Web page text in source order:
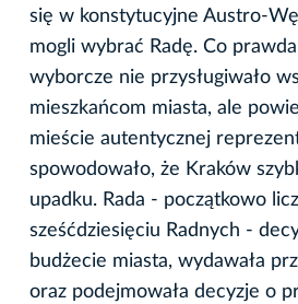
się w konstytucyjne Austro-
mogli wybrać Radę. Co
wyborcze nie przysługiwało
mieszkańcom miasta, ale
mieście autentycznej
spowodowało, że Kraków
upadku. Rada - początkowo
sześćdziesięciu Radnych -
budżecie miasta, wydawała
oraz podejmowała decyzje o